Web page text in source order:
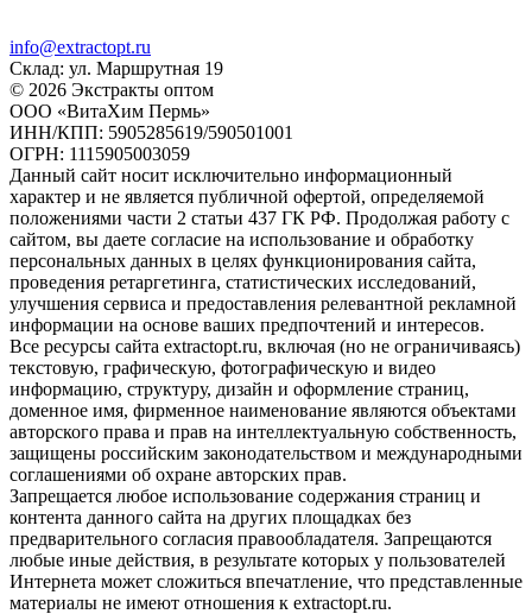
info@extractopt.ru
Склад: ул. Маршрутная 19
© 2026 Экстракты оптом
ООО «ВитаХим Пермь»
ИНН/КПП: 5905285619/590501001
ОГРН: 1115905003059
Данный сайт носит исключительно информационный
характер и не является публичной офертой, определяемой
положениями части 2 статьи 437 ГК РФ. Продолжая работу с
сайтом, вы даете согласие на использование и обработку
персональных данных в целях функционирования сайта,
проведения ретаргетинга, статистических исследований,
улучшения сервиса и предоставления релевантной рекламной
информации на основе ваших предпочтений и интересов.
Все ресурсы сайта extractopt.ru, включая (но не ограничиваясь)
текстовую, графическую, фотографическую и видео
информацию, структуру, дизайн и оформление страниц,
доменное имя, фирменное наименование являются объектами
авторского права и прав на интеллектуальную собственность,
защищены российским законодательством и международными
соглашениями об охране авторских прав.
Запрещается любое использование содержания страниц и
контента данного сайта на других площадках без
предварительного согласия правообладателя. Запрещаются
любые иные действия, в результате которых у пользователей
Интернета может сложиться впечатление, что представленные
материалы не имеют отношения к extractopt.ru.